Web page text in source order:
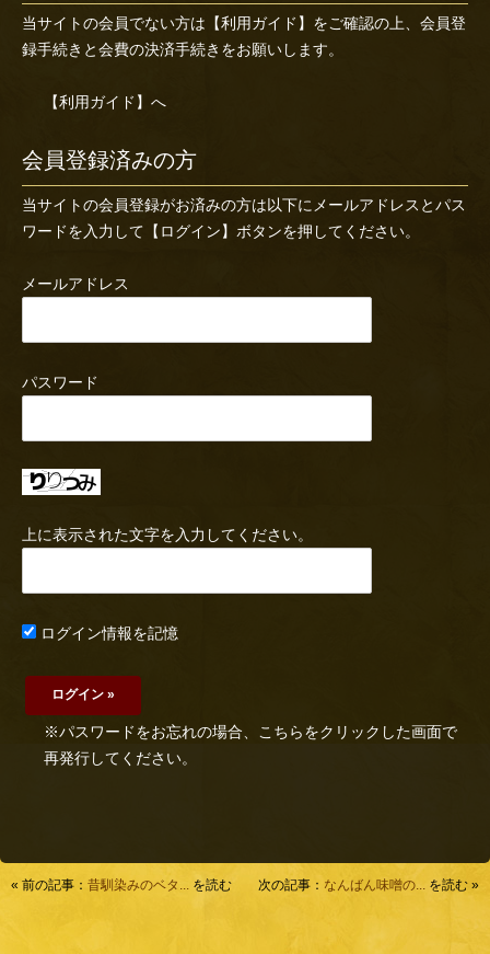
当サイトの会員でない方は 【利用ガイド】 をご確認の上、会員登
録手続きと会費の決済手続きをお願いします。
【利用ガイド】へ
会員登録済みの方
当サイトの会員登録がお済みの方は以下にメールアドレスとパス
ワードを入力して【ログイン】ボタンを押してください。
メールアドレス
パスワード
上に表示された文字を入力してください。
ログイン情報を記憶
※パスワードをお忘れの場合、こちらをクリックした画面で
再発行してください。
« 前の記事： 昔馴染みのベタ... を読む 次の記事： なんばん味噌の... を読む »